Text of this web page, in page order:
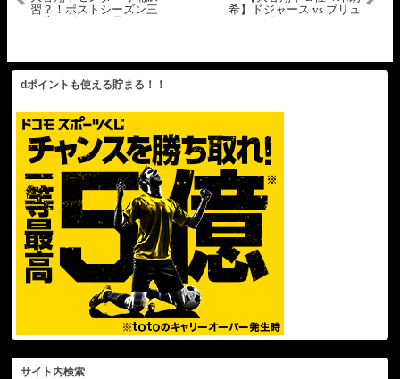
習？！ポストシーズン三
ワーズ戦
希】ドジャース vs ブリュ
dポイントも使える貯まる！！
サイト内検索